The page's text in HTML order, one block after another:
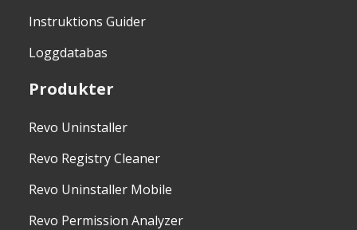
Instruktions Guider
Loggdatabas
Produkter
Revo Uninstaller
Revo Registry Cleaner
Revo Uninstaller Mobile
Revo Permission Analyzer